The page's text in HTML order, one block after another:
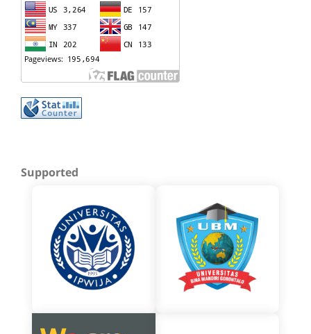
Supported